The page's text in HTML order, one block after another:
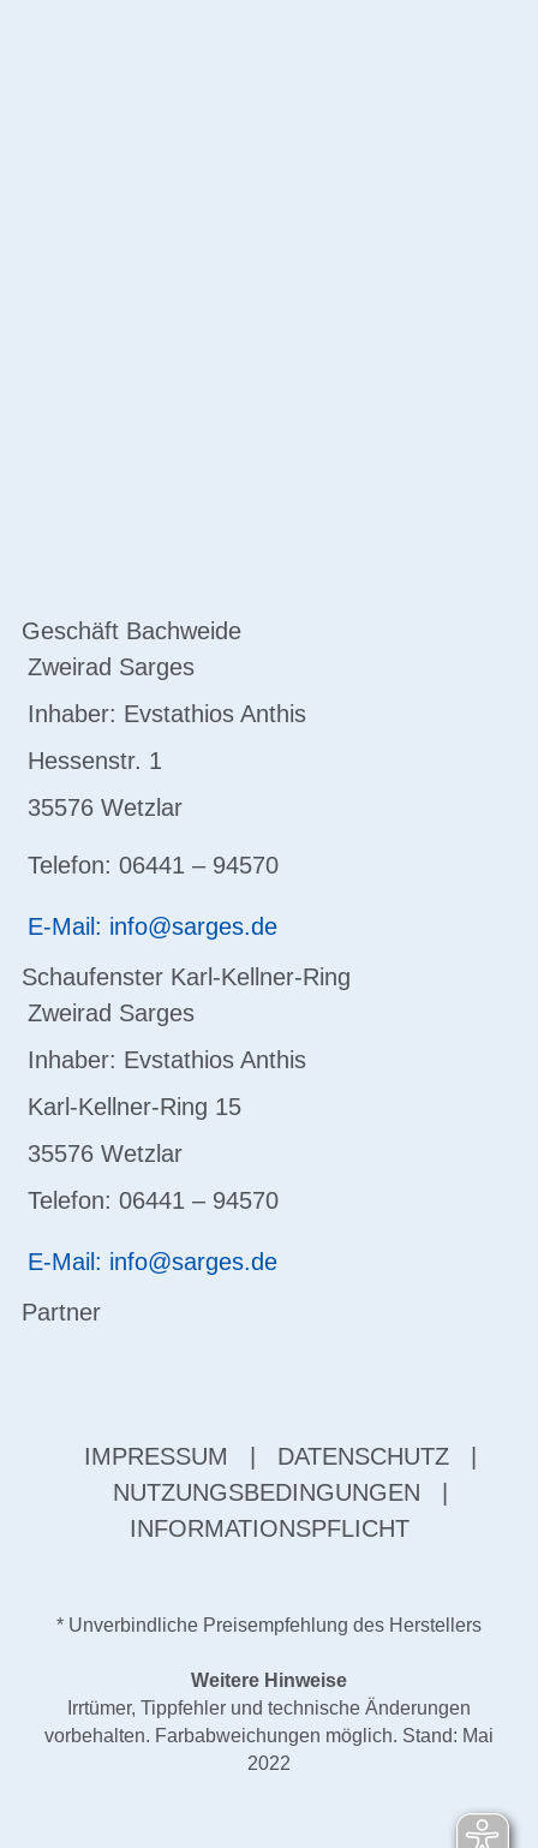
Geschäft Bachweide
Zweirad Sarges
Inhaber: Evstathios Anthis
Hessenstr. 1
35576 Wetzlar
Telefon: 06441 – 94570
E-Mail: info@sarges.de
Schaufenster Karl-Kellner-Ring
Zweirad Sarges
Inhaber: Evstathios Anthis
Karl-Kellner-Ring 15
35576 Wetzlar
Telefon: 06441 – 94570
E-Mail: info@sarges.de
Partner
IMPRESSUM DATENSCHUTZ
NUTZUNGSBEDINGUNGEN
INFORMATIONSPFLICHT
* Unverbindliche Preisempfehlung des Herstellers
Weitere Hinweise
Irrtümer, Tippfehler und technische Änderungen
vorbehalten. Farbabweichungen möglich. Stand: Mai
2022